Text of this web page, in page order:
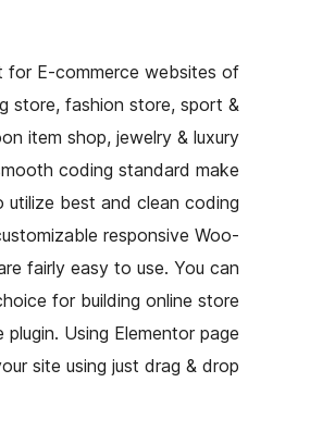
for E-commerce websites of
store, fashion store, sport &
item shop, jewelry & luxury
coding standard make
utilize best and clean coding
responsive Woo-
fairly easy to use. You can
for building online store
Using Elementor page
site using just drag & drop.